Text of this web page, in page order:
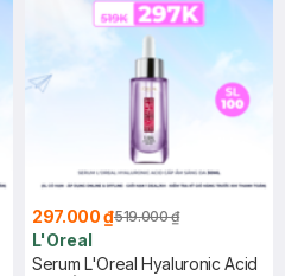
297.000 ₫519.000 ₫
L'Oreal
Serum L'Oreal Hyaluronic Acid